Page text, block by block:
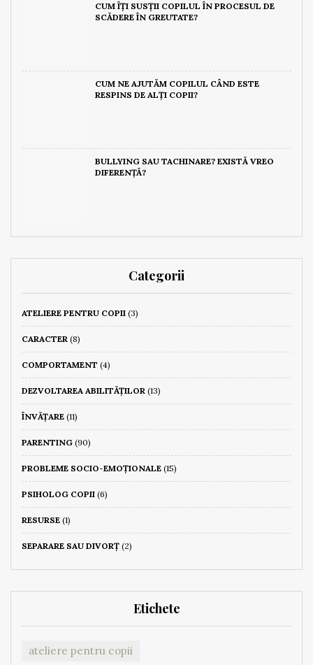
CUM ÎȚI SUSȚII COPILUL ÎN PROCESUL DE
SCĂDERE ÎN GREUTATE?
CUM NE AJUTĂM COPILUL CÂND ESTE
RESPINS DE ALȚI COPII?
BULLYING SAU TACHINARE? EXISTĂ VREO
DIFERENȚĂ?
Categorii
ATELIERE PENTRU COPII (3)
CARACTER (8)
COMPORTAMENT (4)
DEZVOLTAREA ABILITĂȚILOR (13)
ÎNVĂȚARE (11)
PARENTING (90)
PROBLEME SOCIO-EMOȚIONALE (15)
PSIHOLOG COPII (6)
RESURSE (1)
SEPARARE SAU DIVORȚ (2)
Etichete
ateliere pentru copii